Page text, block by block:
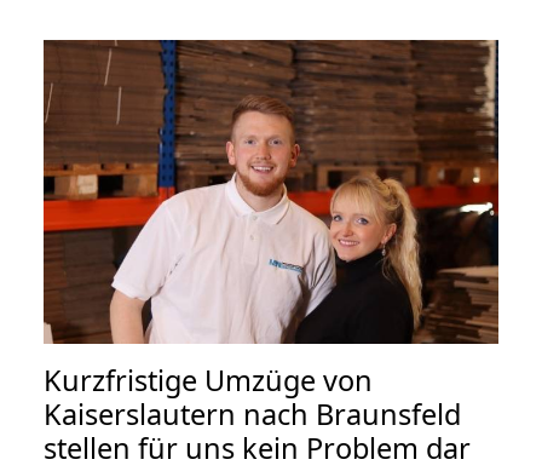
Kurzfristige Umzüge von
Kaiserslautern nach Braunsfeld
stellen für uns kein Problem dar